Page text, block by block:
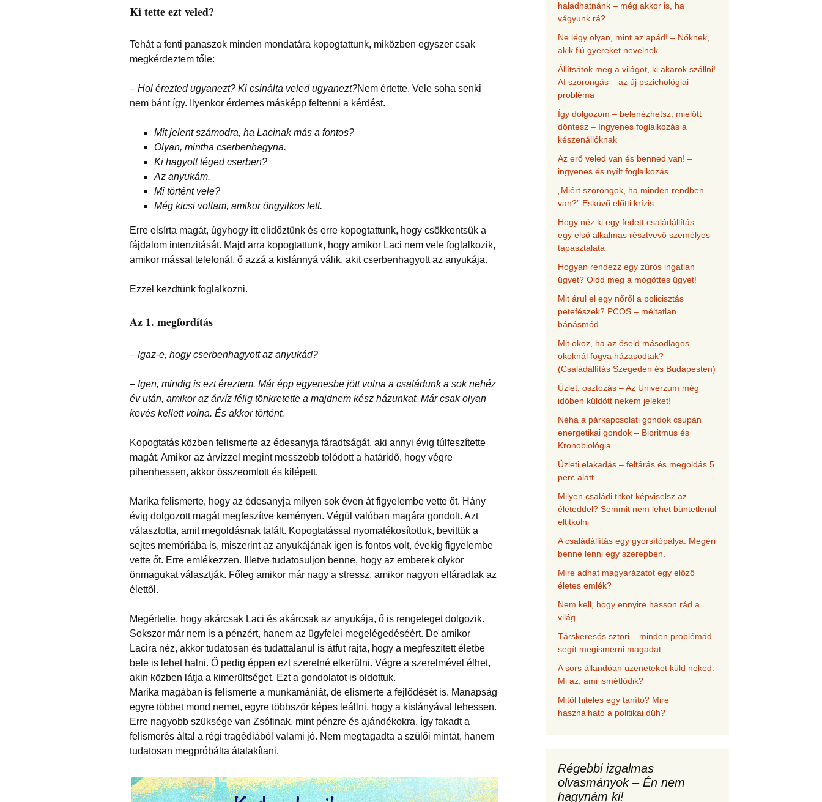
Ki tette ezt veled?
Tehát a fenti panaszok minden mondatára kopogtattunk, miközben egyszer csak
megkérdeztem tőle:
– Hol érezted ugyanezt? Ki csinálta veled ugyanezt?Nem értette. Vele soha senki
nem bánt így. Ilyenkor érdemes másképp feltenni a kérdést.
Mit jelent számodra, ha Lacinak más a fontos?
Olyan, mintha cserbenhagyna.
Ki hagyott téged cserben?
Az anyukám.
Mi történt vele?
Még kicsi voltam, amikor öngyilkos lett.
Erre elsírta magát, úgyhogy itt elidőztünk és erre kopogtattunk, hogy csökkentsük a
fájdalom intenzitását. Majd arra kopogtattunk, hogy amikor Laci nem vele foglalkozik,
amikor mással telefonál, ő azzá a kislánnyá válik, akit cserbenhagyott az anyukája.
Ezzel kezdtünk foglalkozni.
Az 1. megfordítás
– Igaz-e, hogy cserbenhagyott az anyukád?
– Igen, mindig is ezt éreztem. Már épp egyenesbe jött volna a családunk a sok nehéz
év után, amikor az árvíz félig tönkretette a majdnem kész házunkat. Már csak olyan
kevés kellett volna. És akkor történt.
Kopogtatás közben felismerte az édesanyja fáradtságát, aki annyi évig túlfeszítette
magát. Amikor az árvízzel megint messzebb tolódott a határidő, hogy végre
pihenhessen, akkor összeomlott és kilépett.
Marika felismerte, hogy az édesanyja milyen sok éven át figyelembe vette őt. Hány
évig dolgozott magát megfeszítve keményen. Végül valóban magára gondolt. Azt
választotta, amit megoldásnak talált. Kopogtatással nyomatékosítottuk, bevittük a
sejtes memóriába is, miszerint az anyukájának igen is fontos volt, évekig figyelembe
vette őt. Erre emlékezzen. Illetve tudatosuljon benne, hogy az emberek olykor
önmagukat választják. Főleg amikor már nagy a stressz, amikor nagyon elfáradtak az
élettől.
Megértette, hogy akárcsak Laci és akárcsak az anyukája, ő is rengeteget dolgozik.
Sokszor már nem is a pénzért, hanem az ügyfelei megelégedéséért. De amikor
Lacira néz, akkor tudatosan és tudattalanul is átfut rajta, hogy a megfeszített életbe
bele is lehet halni. Ő pedig éppen ezt szeretné elkerülni. Végre a szerelmével élhet,
akin közben látja a kimerültséget. Ezt a gondolatot is oldottuk.
Marika magában is felismerte a munkamániát, de elismerte a fejlődését is. Manapság
egyre többet mond nemet, egyre többször képes leállni, hogy a kislányával lehessen.
Erre nagyobb szüksége van Zsófinak, mint pénzre és ajándékokra. Így fakadt a
felismerés által a régi tragédiából valami jó. Nem megtagadta a szülői mintát, hanem
tudatosan megpróbálta átalakítani.
haladhatnánk – még akkor is, ha
vágyunk rá?
Ne légy olyan, mint az apád! – Nőknek,
akik fiú gyereket nevelnek.
Állítsátok meg a világot, ki akarok szállni!
AI szorongás – az új pszichológiai
probléma
Így dolgozom – belenézhetsz, mielőtt
döntesz – Ingyenes foglalkozás a
készenállóknak
Az erő veled van és benned van! –
ingyenes és nyílt foglalkozás
„Miért szorongok, ha minden rendben
van?” Esküvő előtti krízis
Hogy néz ki egy fedett családállítás –
egy első alkalmas résztvevő személyes
tapasztalata
Hogyan rendezz egy zűrös ingatlan
ügyet? Oldd meg a mögöttes ügyet!
Mit árul el egy nőről a policisztás
petefészek? PCOS – méltatlan
bánásmód
Mit okoz, ha az őseid másodlagos
okoknál fogva házasodtak?
(Családállítás Szegeden és Budapesten)
Üzlet, osztozás – Az Univerzum még
időben küldött nekem jeleket!
Néha a párkapcsolati gondok csupán
energetikai gondok – Bioritmus és
Kronobiológia
Üzleti elakadás – feltárás és megoldás 5
perc alatt
Milyen családi titkot képviselsz az
életeddel? Semmit nem lehet büntetlenül
eltitkolni
A családállítás egy gyorsítópálya. Megéri
benne lenni egy szerepben.
Mire adhat magyarázatot egy előző
életes emlék?
Nem kell, hogy ennyire hasson rád a
világ
Társkeresős sztori – minden problémád
segít megismerni magadat
A sors állandóan üzeneteket küld neked:
Mi az, ami ismétlődik?
Mitől hiteles egy tanító? Mire
használható a politikai düh?
Régebbi izgalmas
olvasmányok – Én nem
hagynám ki!